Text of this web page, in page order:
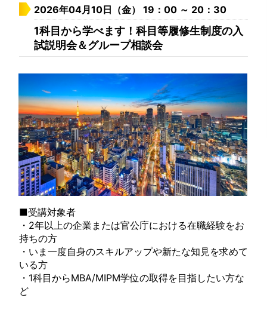
2026年04月10日（金） 19：00 ～ 20：30
1科目から学べます！科目等履修生制度の入
試説明会＆グループ相談会
■受講対象者
・2年以上の企業または官公庁における在職経験をお
持ちの方
・いま一度自身のスキルアップや新たな知見を求めて
いる方
・1科目からMBA/MIPM学位の取得を目指したい方な
ど